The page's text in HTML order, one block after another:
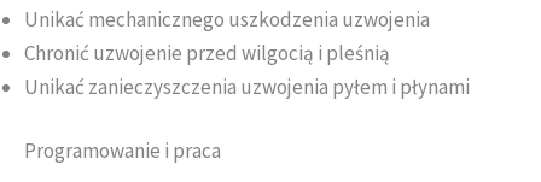
Unikać mechanicznego uszkodzenia uzwojenia
Chronić uzwojenie przed wilgocią i pleśnią
Unikać zanieczyszczenia uzwojenia pyłem i płynami
Programowanie i praca